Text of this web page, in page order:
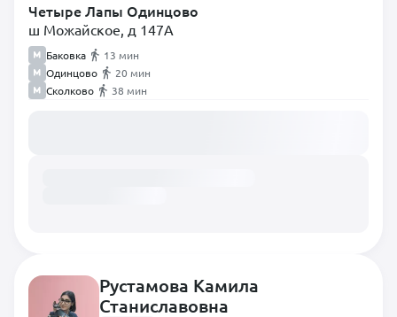
Четыре Лапы Одинцово
ш Можайское, д 147А
Баковка
13 мин
Одинцово
20 мин
Сколково
38 мин
Рустамова Камила
Станиславовна